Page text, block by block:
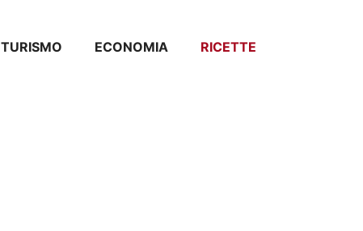
TURISMO ECONOMIA RICETTE